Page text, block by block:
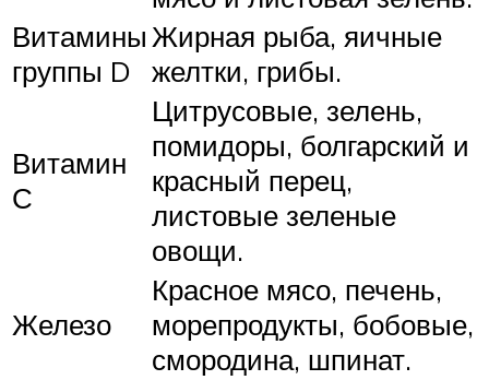
Витамины
группы D
Жирная рыба, яичные
желтки, грибы.
Витамин
С
Цитрусовые, зелень,
помидоры, болгарский и
красный перец,
листовые зеленые
овощи.
Железо
Красное мясо, печень,
морепродукты, бобовые,
смородина, шпинат.